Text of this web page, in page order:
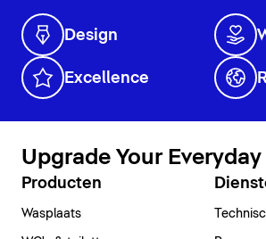
Design
Excellence
Upgrade Your Everyday
Producten
Wasplaats